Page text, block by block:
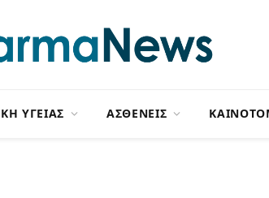
ΥΓΕΙΑΣ ΑΣΘΕΝΕΙΣ